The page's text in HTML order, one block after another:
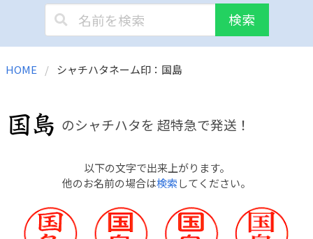
検索
HOME シャチハタネーム印：国島
のシャチハタを 超特急で発送！
以下の文字で出来上がります。
他のお名前の場合は検索してください。